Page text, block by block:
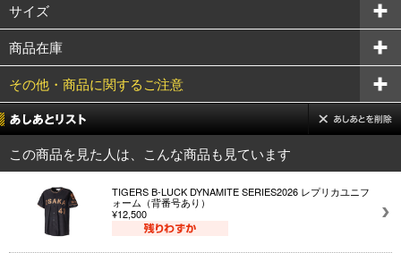
サイズ
商品在庫
その他・商品に関するご注意
この商品を見た人は、こんな商品も見ています
TIGERS B-LUCK DYNAMITE SERIES2026 レプリカユニフ
ォーム（背番号あり）
¥12,500